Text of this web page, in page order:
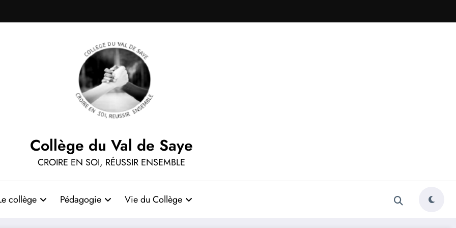
Collège du Val de Saye
CROIRE EN SOI, RÉUSSIR ENSEMBLE
collège Pédagogie Vie du Collège